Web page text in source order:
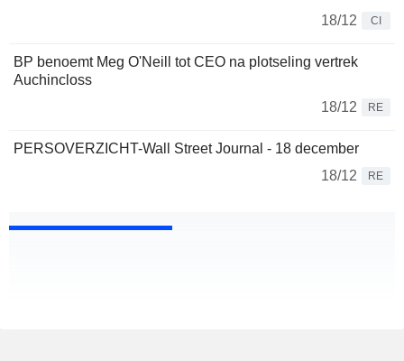
18/12
CI
BP benoemt Meg O'Neill tot CEO na plotseling vertrek
Auchincloss
18/12
RE
PERSOVERZICHT-Wall Street Journal - 18 december
18/12
RE